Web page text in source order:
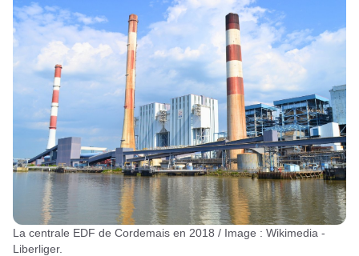
La centrale EDF de Cordemais en 2018 / Image : Wikimedia -
Liberliger.